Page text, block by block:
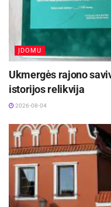
ĮDOMU
Ukmergės rajono
istorijos relikvija
2026-08-04